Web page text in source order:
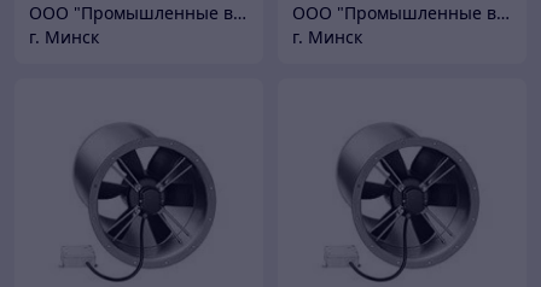
ООО "Промышленные вентиляторы и компоненты"
г. Минск
ООО "Промышленные вентиляторы и компоненты"
г. Минск